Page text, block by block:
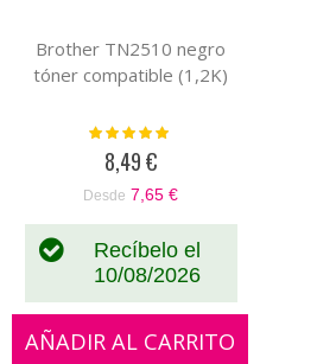
Brother TN2510 negro
tóner compatible (1,2K)
Valoración:
8,49 €
Desde 7,65 €
Recíbelo el
10/08/2026
AÑADIR AL CARRITO